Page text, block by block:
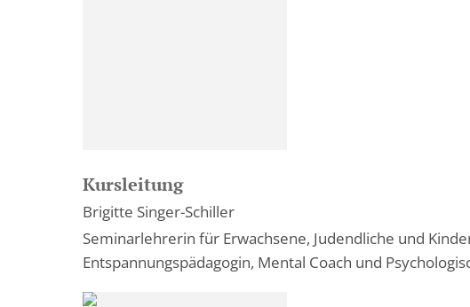
Kursleitung
Brigitte Singer-Schiller
Seminarlehrerin für Erwachsene, Judendliche und
Entspannungspädagogin, Mental Coach und